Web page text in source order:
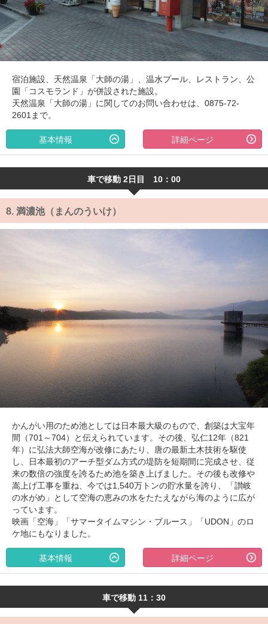
宿泊施設、天然温泉「大師の湯」、温水プール、レストラン、公
園「コスモランド」が併設された施設。
天然温泉「大師の湯」に関してのお問い合わせは、0875-72-
2601まで。
詳細ページ
基本情報
車で移動 2日目 10：00
8. 満濃池（まんのういけ）
かんがい用のため池としては日本最大級のもので、創築は大宝年
間（701～704）と伝えられています。その後、弘仁12年（821
年）に弘法大師空海が改修にあたり、唐の最新土木技術を駆使
し、日本最初のアーチ型ダム方式の堤防を短期間に完成させ、従
来の数倍の強度を誇るため池を築き上げました。その後も改修や
嵩上げ工事を重ね、今では1,540万トンの貯水量を誇り、「讃岐
の水がめ」として空海の恵みの水をたたえながら海のように広が
っています。
映画「空海」「サマータイムマシン・ブルース」「UDON」のロ
ケ地にもなりました。
詳細ページ
基本情報
車で移動 11：30